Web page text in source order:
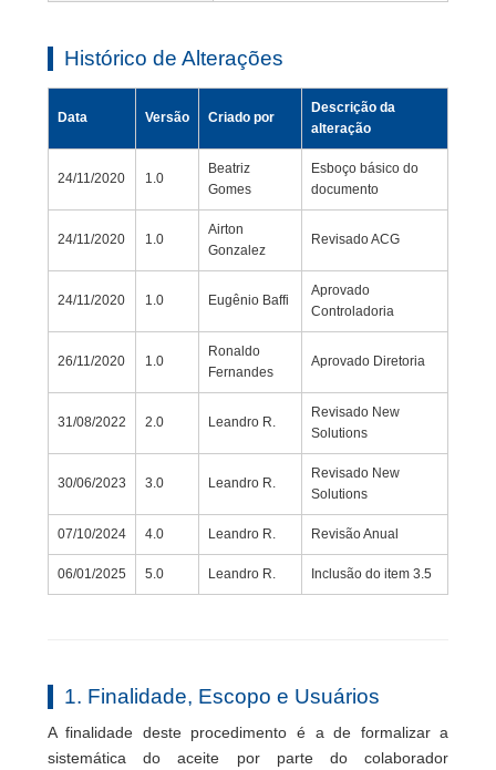
Histórico de Alterações
Data Versão Criado por
Descrição da
alteração
24/11/2020 1.0
Beatriz
Gomes
Esboço básico do
documento
24/11/2020 1.0
Airton
Gonzalez
Revisado ACG
24/11/2020 1.0 Eugênio Baffi
Aprovado
Controladoria
26/11/2020 1.0
Ronaldo
Fernandes
Aprovado Diretoria
31/08/2022 2.0 Leandro R.
Revisado New
Solutions
30/06/2023 3.0 Leandro R.
Revisado New
Solutions
07/10/2024 4.0 Leandro R. Revisão Anual
06/01/2025 5.0 Leandro R. Inclusão do item 3.5
1. Finalidade, Escopo e Usuários
A finalidade deste procedimento é a de formalizar a
sistemática do aceite por parte do colaborador